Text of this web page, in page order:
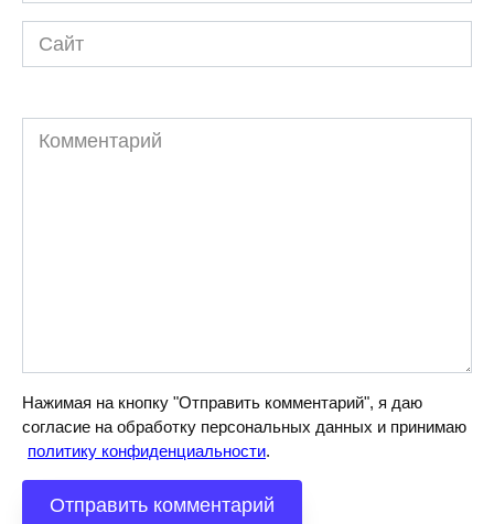
Сайт
Комментарий
Нажимая на кнопку "Отправить комментарий", я даю
согласие на обработку персональных данных и принимаю
политику конфиденциальности.